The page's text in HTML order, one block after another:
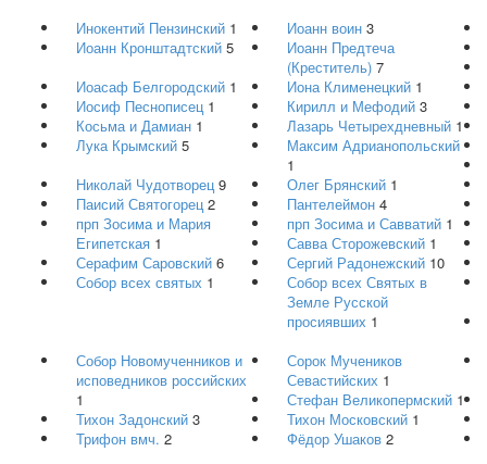
Инокентий Пензинский 1 Иоанн воин 3
Иоанн Кронштадтский 5
Иоанн Предтеча
(Креститель) 7
Иоасаф Белгородский 1 Иона Клименецкий 1
Иосиф Песнописец 1 Кирилл и Мефодий 3
Косьма и Дамиан 1 Лазарь Четырехдневный 1
Лука Крымский 5
Максим Адрианопольский
1
Николай Чудотворец 9 Олег Брянский 1
Паисий Святогорец 2 Пантелеймон 4
прп Зосима и Мария
Египетская 1
прп Зосима и Савватий 1
Савва Сторожевский 1
Серафим Саровский 6 Сергий Радонежский 10
Собор всех святых 1
Собор всех Святых в
Земле Русской
просиявших 1
Собор Новомученников и
исповедников российских
1
Сорок Мучеников
Севастийских 1
Стефан Великопермский 1
Тихон Задонский 3 Тихон Московский 1
Трифон вмч. 2 Фёдор Ушаков 2